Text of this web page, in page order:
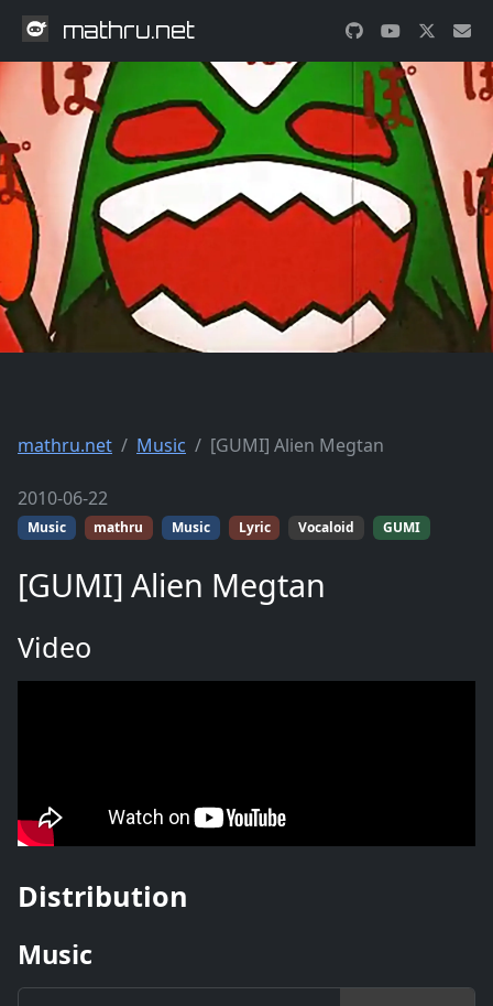
mathru.net
mathru.net Music [GUMI] Alien Megtan
2010-06-22
Music mathru Music Lyric Vocaloid GUMI
[GUMI] Alien Megtan
Video
Distribution
Music